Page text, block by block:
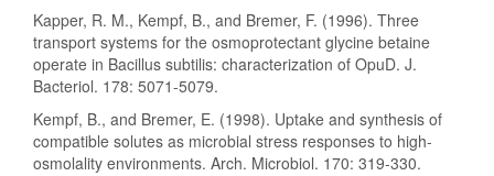
Kapper, R. M., Kempf, B., and Bremer, F. (1996). Three
transport systems for the osmoprotectant glycine betaine
operate in Bacillus subtilis: characterization of OpuD. J.
Bacteriol. 178: 5071-5079.
Kempf, B., and Bremer, E. (1998). Uptake and synthesis of
compatible solutes as microbial stress responses to high-
osmolality environments. Arch. Microbiol. 170: 319-330.